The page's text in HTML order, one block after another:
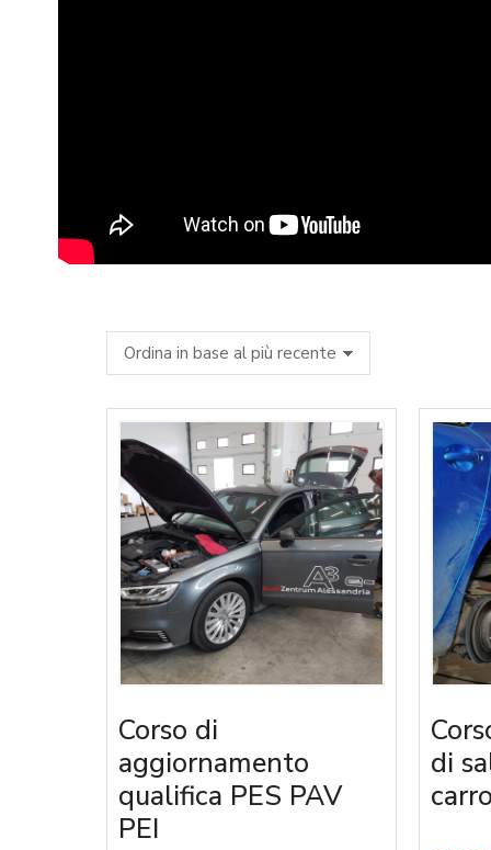
Corso di
aggiornamento
qualifica PES PAV
PEI
di